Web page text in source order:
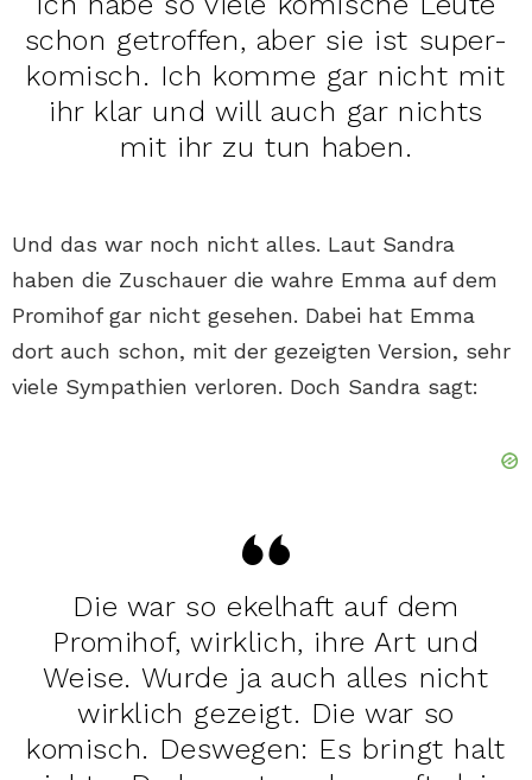
schon getroffen, aber sie ist super-
komisch. Ich komme gar nicht mit
ihr klar und will auch gar nichts
mit ihr zu tun haben.
Und das war noch nicht alles. Laut Sandra
haben die Zuschauer die wahre Emma auf dem
Promihof gar nicht gesehen. Dabei hat Emma
dort auch schon, mit der gezeigten Version, sehr
viele Sympathien verloren. Doch Sandra sagt:
Die war so ekelhaft auf dem
Promihof, wirklich, ihre Art und
Weise. Wurde ja auch alles nicht
wirklich gezeigt. Die war so
komisch. Deswegen: Es bringt halt